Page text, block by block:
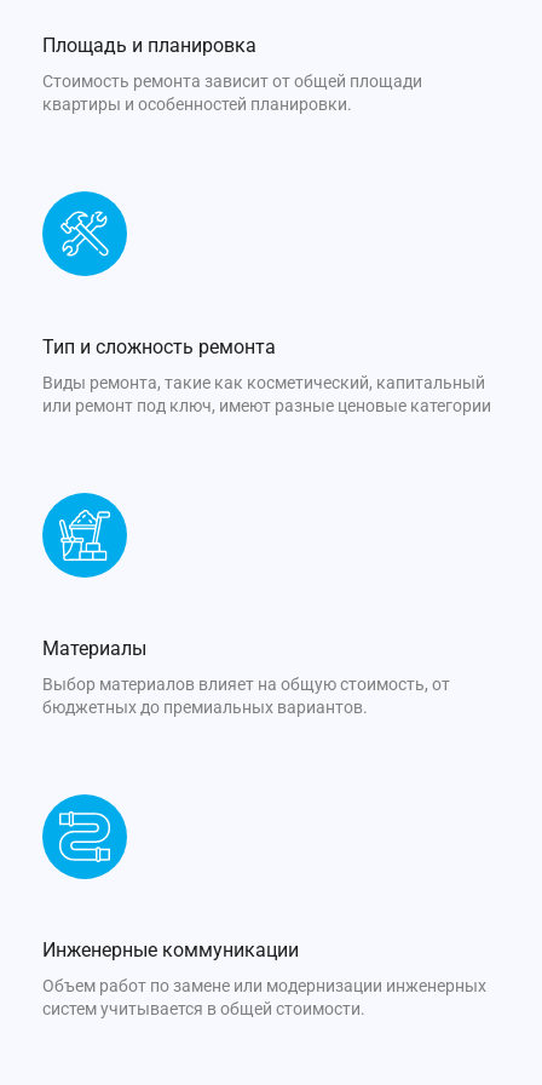
Площадь и планировка
Стоимость ремонта зависит от общей площади
квартиры и особенностей планировки.
Тип и сложность ремонта
Виды ремонта, такие как косметический, капитальный
или ремонт под ключ, имеют разные ценовые категории
Материалы
Выбор материалов влияет на общую стоимость, от
бюджетных до премиальных вариантов.
Инженерные коммуникации
Объем работ по замене или модернизации инженерных
систем учитывается в общей стоимости.